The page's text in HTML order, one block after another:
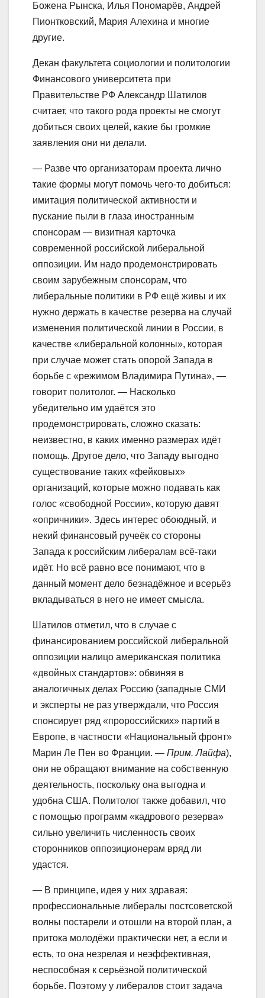
Божена Рынска, Илья Пономарёв, Андрей
Пионтковский, Мария Алехина и многие
другие.
Декан факультета социологии и политологии
Финансового университета при
Правительстве РФ Александр Шатилов
считает, что такого рода проекты не смогут
добиться своих целей, какие бы громкие
заявления они ни делали.
— Разве что организаторам проекта лично
такие формы могут помочь чего-то добиться:
имитация политической активности и
пускание пыли в глаза иностранным
спонсорам — визитная карточка
современной российской либеральной
оппозиции. Им надо продемонстрировать
своим зарубежным спонсорам, что
либеральные политики в РФ ещё живы и их
нужно держать в качестве резерва на случай
изменения политической линии в России, в
качестве «либеральной колонны», которая
при случае может стать опорой Запада в
борьбе с «режимом Владимира Путина», —
говорит политолог. — Насколько
убедительно им удаётся это
продемонстрировать, сложно сказать:
неизвестно, в каких именно размерах идёт
помощь. Другое дело, что Западу выгодно
существование таких «фейковых»
организаций, которые можно подавать как
голос «свободной России», которую давят
«опричники». Здесь интерес обоюдный, и
некий финансовый ручеёк со стороны
Запада к российским либералам всё-таки
идёт. Но всё равно все понимают, что в
данный момент дело безнадёжное и всерьёз
вкладываться в него не имеет смысла.
Шатилов отметил, что в случае с
финансированием российской либеральной
оппозиции налицо американская политика
«двойных стандартов»: обвиняя в
аналогичных делах Россию (западные СМИ
и эксперты не раз утверждали, что Россия
спонсирует ряд «пророссийских» партий в
Европе, в частности «Национальный фронт»
Марин Ле Пен во Франции. — Прим. Лайфа),
они не обращают внимание на собственную
деятельность, поскольку она выгодна и
удобна США. Политолог также добавил, что
с помощью программ «кадрового резерва»
сильно увеличить численность своих
сторонников оппозиционерам вряд ли
удастся.
— В принципе, идея у них здравая:
профессиональные либералы постсоветской
волны постарели и отошли на второй план, а
притока молодёжи практически нет, а если и
есть, то она незрелая и неэффективная,
неспособная к серьёзной политической
борьбе. Поэтому у либералов стоит задача